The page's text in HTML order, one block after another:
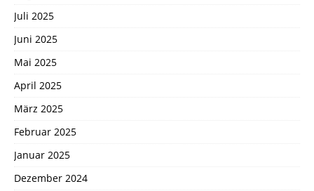
Juli 2025
Juni 2025
Mai 2025
April 2025
März 2025
Februar 2025
Januar 2025
Dezember 2024